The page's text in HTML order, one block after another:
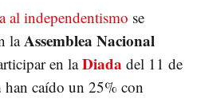
al independentismo se
laAssemblea Nacional
en laDiada del 11 de
han caído un 25% con